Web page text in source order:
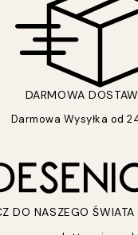
DARMOWA
Darmowa Wysyłka od
DO NASZEGO ŚWIATA